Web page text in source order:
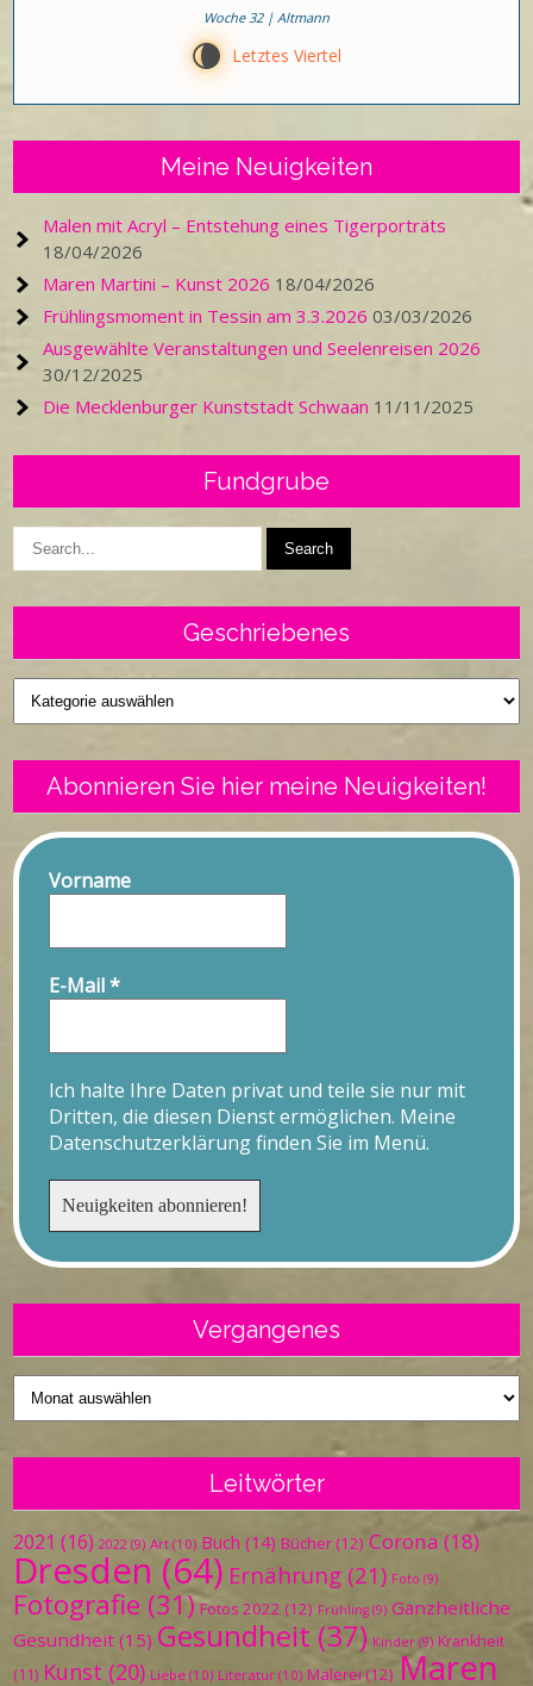
Woche 32 | Altmann
V Letztes Viertel
Meine Neuigkeiten
Malen mit Acryl – Entstehung eines Tigerporträts
18/04/2026
Maren Martini – Kunst 2026 18/04/2026
Frühlingsmoment in Tessin am 3.3.2026 03/03/2026
Ausgewählte Veranstaltungen und Seelenreisen 2026
30/12/2025
Die Mecklenburger Kunststadt Schwaan 11/11/2025
Fundgrube
Geschriebenes
Geschriebenes
Abonnieren Sie hier meine Neuigkeiten!
Vorname
E-Mail*
Ich halte Ihre Daten privat und teile sie nur mit
Dritten, die diesen Dienst ermöglichen. Meine
Datenschutzerklärung finden Sie im Menü.
Vergangenes
Vergangenes
Leitwörter
2021 (16) 2022 (9) Art (10) Buch (14) Bücher (12) Corona (18)
Dresden (64) Ernährung (21) Foto (9)
Fotografie (31) Fotos 2022 (12) Frühling (9) Ganzheitliche
Gesundheit (15) Gesundheit (37) Kinder (9) Krankheit
(11) Kunst (20) Liebe (10) Literatur (10) Malerei(12) Maren